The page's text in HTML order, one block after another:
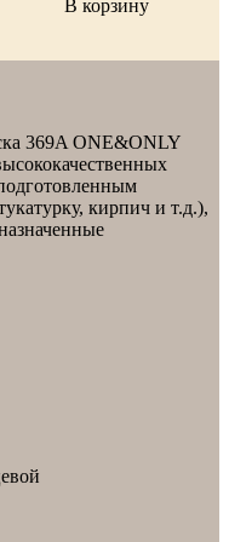
В корзину
369A ONE&ONLY
кирпич и т.д.),